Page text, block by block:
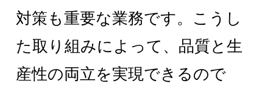
対策も重要な業務です。こうし
た取り組みによって、品質と生
産性の両立を実現できるので